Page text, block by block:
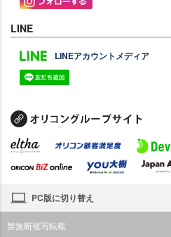
LINE
LINEアカウントメディア
PC版に切り替え
禁無断複写転載